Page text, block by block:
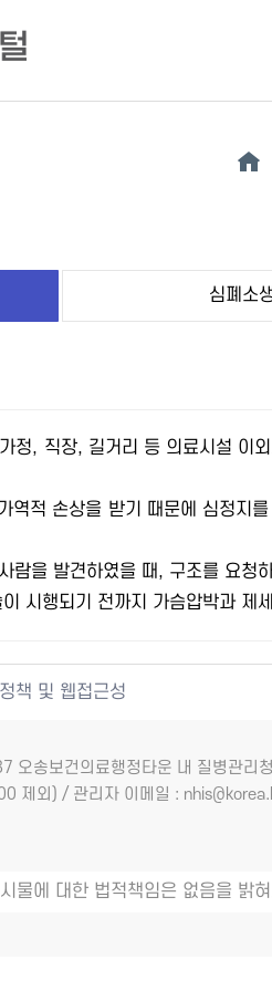
심폐소
, 직장, 길거리 등 의료시설 이
적 손상을 받기 때문에 심정지
람을 발견하였을 때, 구조를 요
시행되기 전까지 가슴압박과
책 및 웹접근성
오송보건의료행정타운 내 질병관리청
외) / 관리자 이메일 :
에 대한 법적책임은 없음을 밝